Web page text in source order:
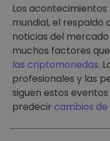
Los
mundial, el respaldo
noticias del
muchos factores
las criptomonedas.
profesionales y las
siguen estos
predecir cambios